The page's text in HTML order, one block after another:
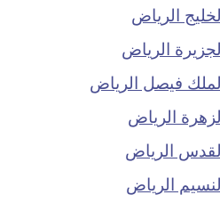
الرياض
الرياض
فيصل الرياض
الرياض
الرياض
الرياض